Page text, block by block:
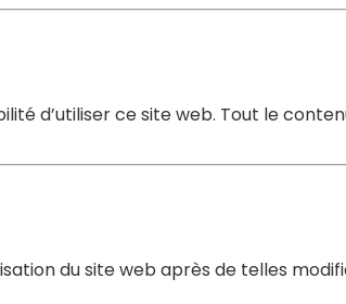
d’utiliser ce site web. Tout le
du site web après de telles